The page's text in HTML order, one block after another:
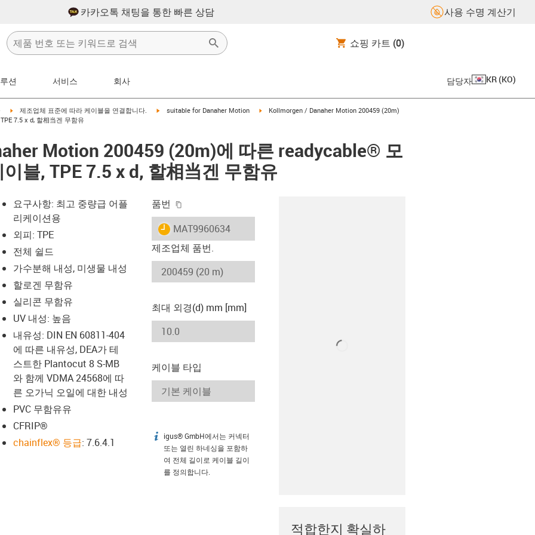
카카오톡 채팅을 통한 빠른 상담 사용 수명 계산기
쇼핑 카트 (0)
션 서비스 회사 담당자 KR (KO)
igus-icon-arrow-right
제조업체 표준에 따라 케이블을 연결합니다. igus-icon-arrow-right
suitable for Danaher Motion igus-icon-arrow-right
Kollmorgen / Danaher Motion 200459 (20m)
7.5 x d, 할相当겐 무함유
Motion 200459 (20m)에 따른 readycable® 모
블, TPE 7.5 x d, 할相当겐 무함유
icon-lupe
icon-lupe
요구사항: 최고 중량급 어플
리케이션용
외피: TPE
전체 쉴드
가수분해 내성, 미생물 내성
할로겐 무함유
실리콘 무함유
UV 내성: 높음
내유성: DIN EN 60811-404
에 따른 내유성, DEA가 테
스트한 Plantocut 8 S-MB
와 함께 VDMA 24568에 따
른 오가닉 오일에 대한 내성
PVC 무함유유
CFRIP®
chainflex® 등급: 7.6.4.1
품번
igus-icon-lieferzeit
MAT9960634
제조업체 품번.
최대 외경(d) mm [mm]
케이블 타입
igus-icon-info
igus® GmbH에서는 커넥터
또는 열린 하네싱을 포함하
여 전체 길이로 케이블 길이
를 정의합니다.
적합한지 확실하